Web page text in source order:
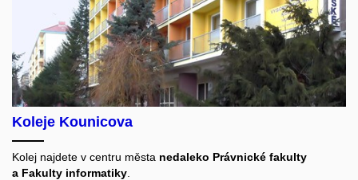
Koleje Kounicova
Kolej najdete v centru města nedaleko Právnické fakulty
a Fakulty informatiky